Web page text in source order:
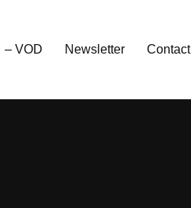
– VOD Newsletter Contact